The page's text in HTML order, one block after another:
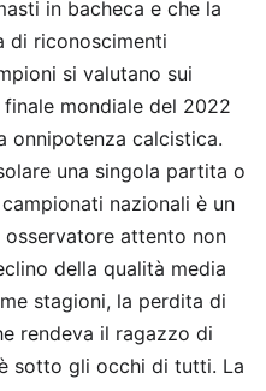
in bacheca e che la
di riconoscimenti
si valutano sui
mondiale del 2022
onnipotenza calcistica.
una singola partita o
nazionali è un
attento non
della qualità media
stagioni, la perdita di
rendeva il ragazzo di
sotto gli occhi di tutti. La